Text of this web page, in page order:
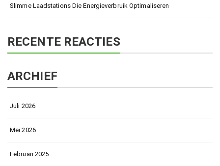
Slimme Laadstations Die Energieverbruik Optimaliseren
RECENTE REACTIES
ARCHIEF
Juli 2026
Mei 2026
Februari 2025